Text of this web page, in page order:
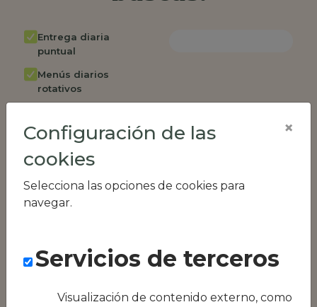
Entrega diaria
puntual
Menús diarios
rotativos
semanalmente
Factura única
empleados
Opción de catering
RR.HH
Configuración de las
cookies
Selecciona las opciones de cookies para
navegar.
×
Servicios de terceros
Visualización de contenido externo, como